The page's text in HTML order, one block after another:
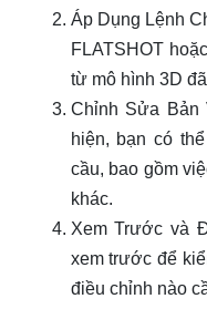
Áp Dụng Lệnh
FLATSHOT
từ mô hình 3D
Chỉnh Sửa
hiện, bạn có
cầu, bao gồm
khác.
Xem Trước và
xem trước để
điều chỉnh nào